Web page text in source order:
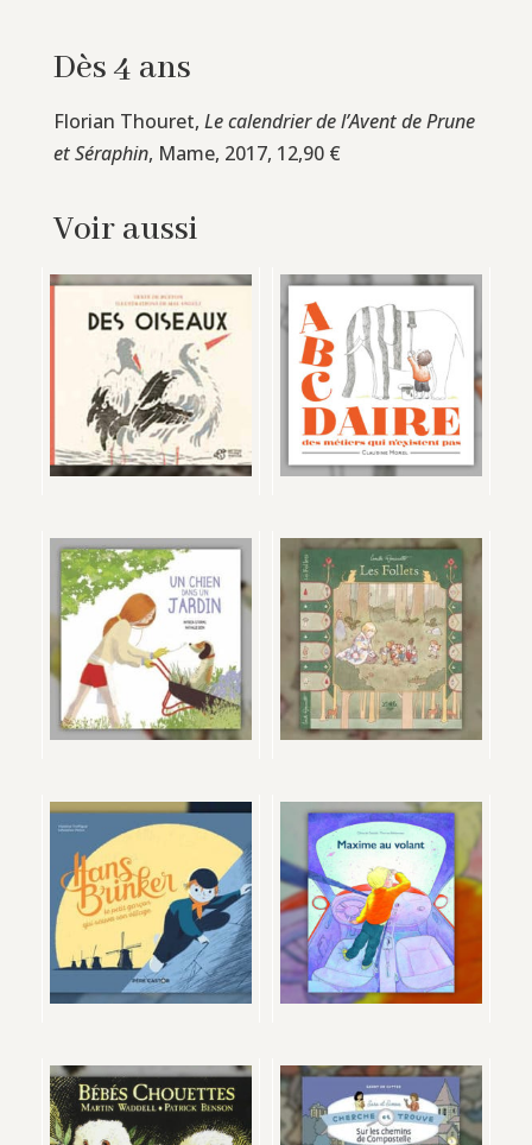
Dès 4 ans
Florian Thouret, Le calendrier de l’Avent de Prune
et Séraphin, Mame, 2017, 12,90 €
Voir aussi